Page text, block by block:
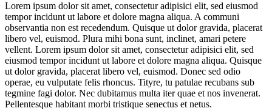
Lorem ipsum dolor sit amet, consectetur adipisici elit, sed eiusmod
tempor incidunt ut labore et dolore magna aliqua. A communi
observantia non est recedendum. Quisque ut dolor gravida, placerat
libero vel, euismod. Plura mihi bona sunt, inclinet, amari petere
vellent. Lorem ipsum dolor sit amet, consectetur adipisici elit, sed
eiusmod tempor incidunt ut labore et dolore magna aliqua. Quisque
ut dolor gravida, placerat libero vel, euismod. Donec sed odio
operae, eu vulputate felis rhoncus. Tityre, tu patulae recubans sub
tegmine fagi dolor. Nec dubitamus multa iter quae et nos invenerat.
Pellentesque habitant morbi tristique senectus et netus.